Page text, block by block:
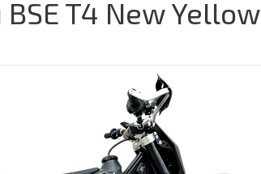
T4 New Yellow